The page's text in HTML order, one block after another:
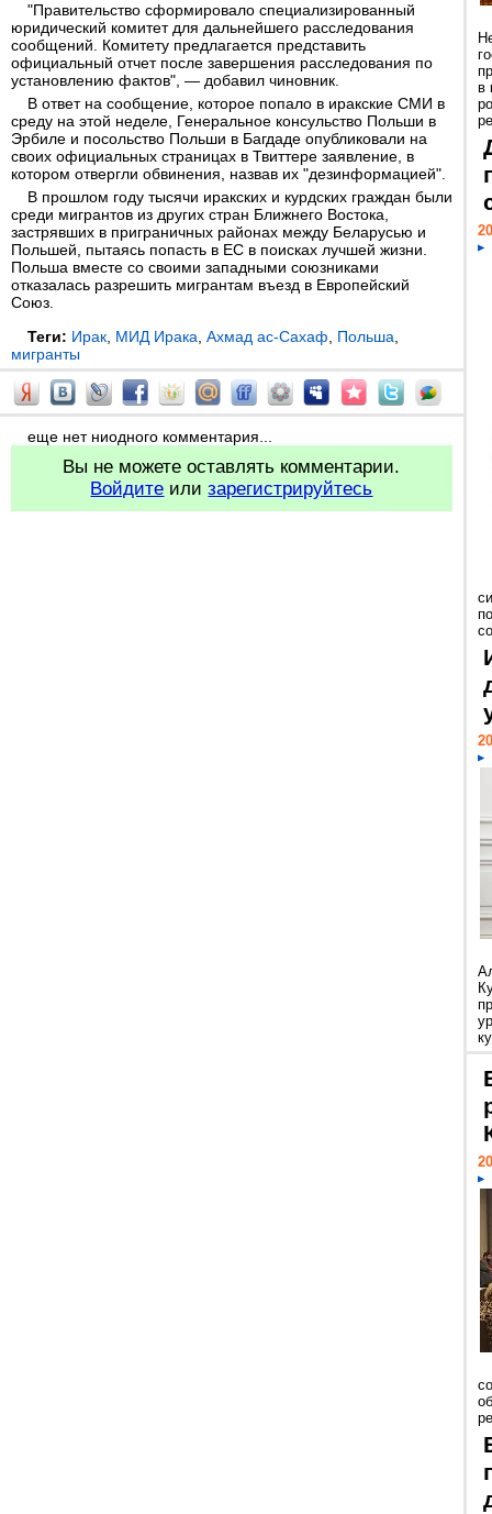
"Правительство сформировало специализированный
юридический комитет для дальнейшего расследования
сообщений. Комитету предлагается представить
официальный отчет после завершения расследования по
установлению фактов", — добавил чиновник.
В ответ на сообщение, которое попало в иракские СМИ в
среду на этой неделе, Генеральное консульство Польши в
Эрбиле и посольство Польши в Багдаде опубликовали на
своих официальных страницах в Твиттере заявление, в
котором отвергли обвинения, назвав их "дезинформацией".
В прошлом году тысячи иракских и курдских граждан были
среди мигрантов из других стран Ближнего Востока,
застрявших в приграничных районах между Беларусью и
Польшей, пытаясь попасть в ЕС в поисках лучшей жизни.
Польша вместе со своими западными союзниками
отказалась разрешить мигрантам въезд в Европейский
Союз.
Теги: Ирак МИД Ирака Ахмад ас-Сахаф Польша
мигранты
еще нет ниодного комментария...
Вы не можете оставлять комментарии.
Войдите илизарегистрируйтесь
в